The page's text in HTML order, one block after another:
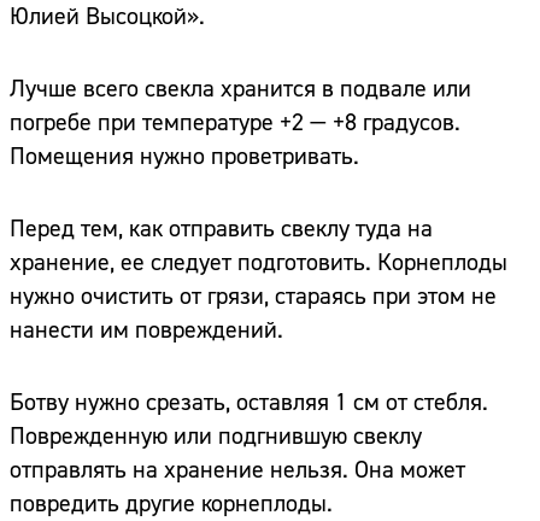
Юлией Высоцкой».
Лучше всего свекла хранится в подвале или
погребе при температуре +2 — +8 градусов.
Помещения нужно проветривать.
Перед тем, как отправить свеклу туда на
хранение, ее следует подготовить. Корнеплоды
нужно очистить от грязи, стараясь при этом не
нанести им повреждений.
Ботву нужно срезать, оставляя 1 см от стебля.
Поврежденную или подгнившую свеклу
отправлять на хранение нельзя. Она может
повредить другие корнеплоды.